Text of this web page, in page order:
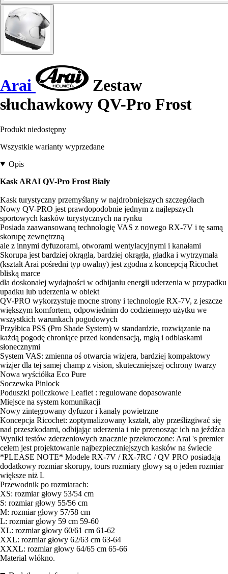
Arai
Zestaw
słuchawkowy QV-Pro Frost
Produkt niedostępny
Wszystkie warianty wyprzedane
Opis
Kask ARAI QV-Pro Frost Biały
Kask turystyczny przemyślany w najdrobniejszych szczegółach
Nowy QV-PRO jest prawdopodobnie jednym z najlepszych
sportowych kasków turystycznych na rynku
Posiada zaawansowaną technologię VAS z nowego RX-7V i tę samą
skorupę zewnętrzną
ale z innymi dyfuzorami, otworami wentylacyjnymi i kanałami
Skorupa jest bardziej okrągła, bardziej okrągła, gładka i wytrzymała
(kształt Arai pośredni typ owalny) jest zgodna z koncepcją Ricochet
bliską marce
dla doskonałej wydajności w odbijaniu energii uderzenia w przypadku
upadku lub uderzenia w obiekt
QV-PRO wykorzystuje mocne strony i technologie RX-7V, z jeszcze
większym komfortem, odpowiednim do codziennego użytku we
wszystkich warunkach pogodowych
Przyłbica PSS (Pro Shade System) w standardzie, rozwiązanie na
każdą pogodę chroniące przed kondensacją, mgłą i odblaskami
słonecznymi
System VAS: zmienna oś otwarcia wizjera, bardziej kompaktowy
wizjer dla tej samej champ z vision, skuteczniejszej ochrony twarzy
Nowa wyściółka Eco Pure
Soczewka Pinlock
Poduszki policzkowe Leaflet : regulowane dopasowanie
Miejsce na system komunikacji
Nowy zintegrowany dyfuzor i kanały powietrzne
Koncepcja Ricochet: zoptymalizowany kształt, aby prześlizgiwać się
nad przeszkodami, odbijając uderzenia i nie przenosząc ich na jeźdźca
Wyniki testów zderzeniowych znacznie przekroczone: Arai 's premier
celem jest projektowanie najbezpieczniejszych kasków na świecie
*PLEASE NOTE* Modele RX-7V / RX-7RC / QV PRO posiadają
dodatkowy rozmiar skorupy, tours rozmiary głowy są o jeden rozmiar
większe niż L
Przewodnik po rozmiarach:
XS: rozmiar głowy 53/54 cm
S: rozmiar głowy 55/56 cm
M: rozmiar głowy 57/58 cm
L: rozmiar głowy 59 cm 59-60
XL: rozmiar głowy 60/61 cm 61-62
XXL: rozmiar głowy 62/63 cm 63-64
XXXL: rozmiar głowy 64/65 cm 65-66
Materiał włókno.